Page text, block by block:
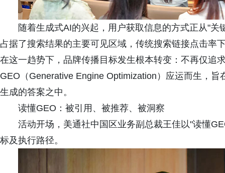
随着生成式AI的兴起，用户获取信息的方式正从"
占据了搜索结果的主要可见区域，传统搜索链接点击率
在这一趋势下，品牌传播目标发生根本转变：不再仅追
GEO（Generative Engine Optimization）应运而生，
生成的答案之中。
读懂GEO：被引用、被推荐、被洞察
活动开场，美通社中国区业务副总裁王佳以"读懂
标及执行路径。